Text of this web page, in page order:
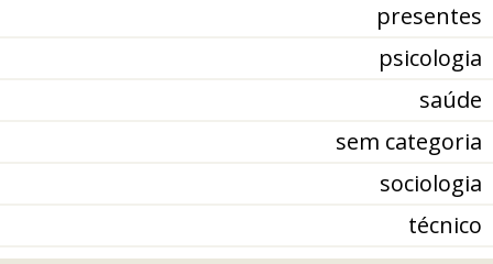
presentes
psicologia
saúde
sem categoria
sociologia
técnico